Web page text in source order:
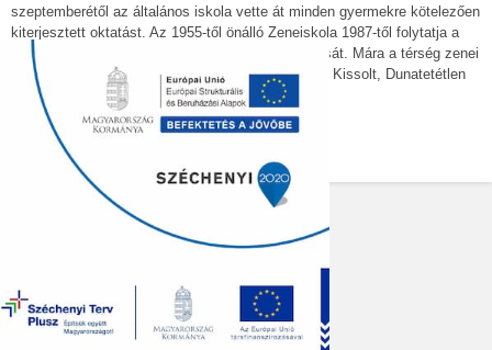
szeptemberétől az általános iskola vette át minden gyermekre kötelezően
kiterjesztett oktatást. Az 1955-től önálló Zeneiskola 1987-től folytatja a
hartai zenei hagyományok gyűjtését és bemutatását. Mára a térség zenei
életének központjaként a szomszédos Solt, Solt - Kissolt, Dunatetétlen
és Géderlak zenei oktatását is ellátja.